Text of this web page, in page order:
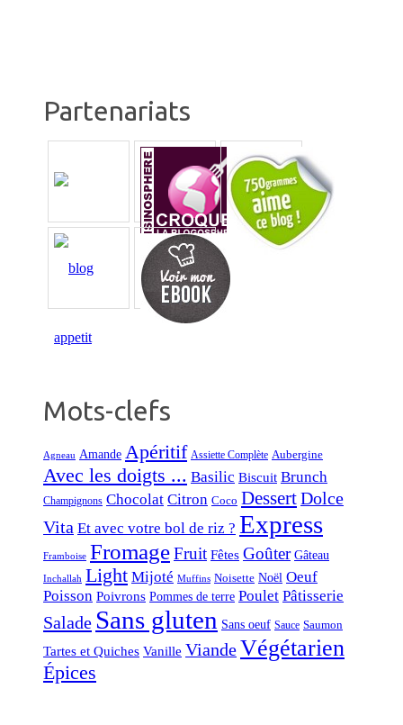
Partenariats
Mots-clefs
Agneau Amande Apéritif Assiette Complète Aubergine
Avec les doigts ... Basilic Biscuit Brunch
Champignons Chocolat Citron Coco DessertDolce
Vita Et avec votre bol de riz ? Express
Framboise FromageFruit Fêtes Goûter Gâteau
Inchallah Light Mijoté Muffins Noisette Noël Oeuf
Poisson Poivrons Pommes de terre Poulet Pâtisserie
Salade Sans gluten Sans oeuf Sauce Saumon
Tartes et Quiches Vanille ViandeVégétarien
Épices